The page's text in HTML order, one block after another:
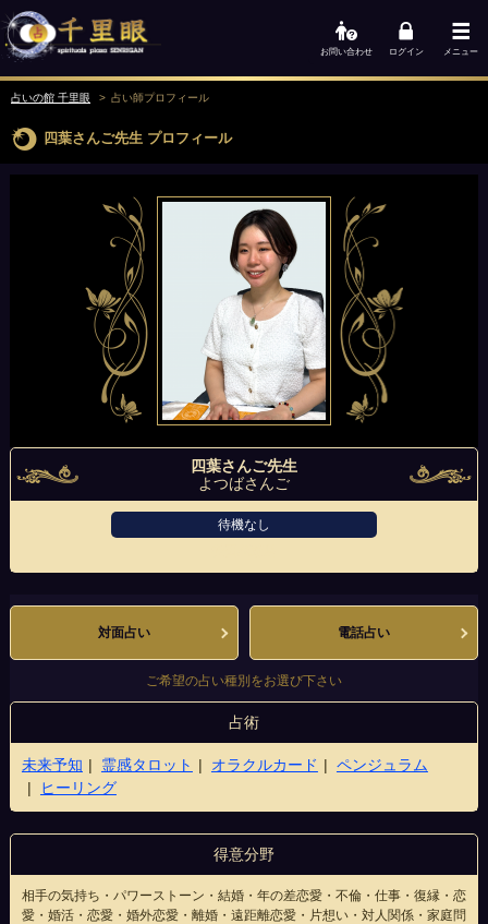
お問い合わせ ログイン メニュー
占いの館 千里眼 占い師プロフィール
四葉さんご先生 プロフィール
四葉さんご先生
よつばさんご
待機なし
対面占い 電話占い
ご希望の占い種別をお選び下さい
占術
未来予知 霊感タロット オラクルカード
ペンジュラム
ヒーリング
得意分野
相手の気持ち・パワーストーン・結婚・年の差恋愛・不倫・仕事・復縁・恋
愛・婚活・恋愛・婚外恋愛・離婚・遠距離恋愛・片想い・対人関係・家庭問